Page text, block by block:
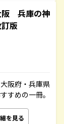
阪 兵庫の神
版
阪府・兵庫県
すめの一冊。
を見る